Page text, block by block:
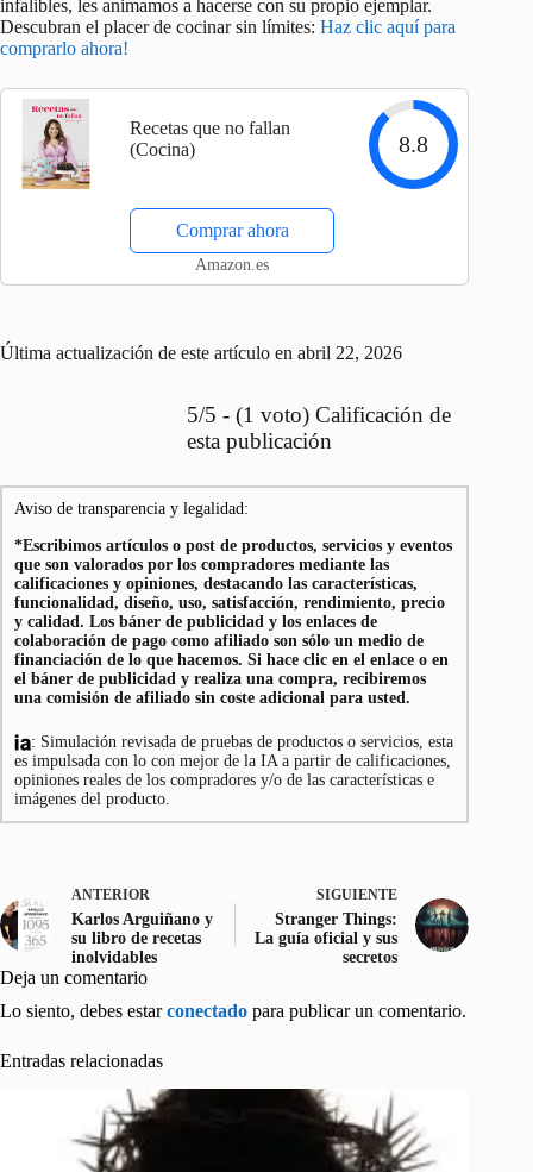
infalibles, les animamos a hacerse con su propio ejemplar.
Descubran el placer de cocinar sin límites: Haz clic aquí para
comprarlo ahora!
Recetas que no fallan
(Cocina)
8.8
Comprar ahora
Amazon.es
Última actualización de este artículo en abril 22, 2026
5/5 - (1 voto) Calificación de
esta publicación
Aviso de transparencia y legalidad:
*Escribimos artículos o post de productos, servicios y eventos
que son valorados por los compradores mediante las
calificaciones y opiniones, destacando las características,
funcionalidad, diseño, uso, satisfacción, rendimiento, precio
y calidad. Los báner de publicidad y los enlaces de
colaboración de pago como afiliado son sólo un medio de
financiación de lo que hacemos. Si hace clic en el enlace o en
el báner de publicidad y realiza una compra, recibiremos
una comisión de afiliado sin coste adicional para usted.
: Simulación revisada de pruebas de productos o servicios, esta
es impulsada con lo con mejor de la IA a partir de calificaciones,
opiniones reales de los compradores y/o de las características e
imágenes del producto.
ANTERIOR
Karlos Arguiñano y
su libro de recetas
inolvidables
SIGUIENTE
Stranger Things:
La guía oficial y sus
secretos
Deja un comentario
Lo siento, debes estarconectado para publicar un comentario.
Entradas relacionadas